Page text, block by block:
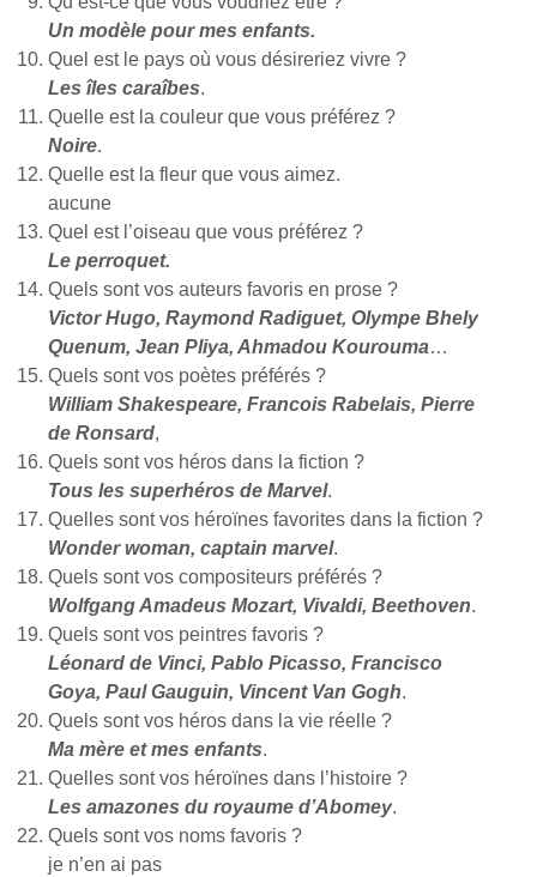
Un modèle pour mes enfants.
Quel est le pays où vous désireriez vivre ?
Les îles caraîbes.
Quelle est la couleur que vous préférez ?
Noire.
Quelle est la fleur que vous aimez.
aucune
Quel est l’oiseau que vous préférez ?
Le perroquet.
Quels sont vos auteurs favoris en prose ?
Victor Hugo, Raymond Radiguet, Olympe Bhely
Quenum, Jean Pliya, Ahmadou Kourouma…
Quels sont vos poètes préférés ?
William Shakespeare, Francois Rabelais, Pierre
de Ronsard,
Quels sont vos héros dans la fiction ?
Tous les superhéros de Marvel.
Quelles sont vos héroïnes favorites dans la fiction ?
Wonder woman, captain marvel.
Quels sont vos compositeurs préférés ?
Wolfgang Amadeus Mozart, Vivaldi, Beethoven.
Quels sont vos peintres favoris ?
Léonard de Vinci, Pablo Picasso, Francisco
Goya, Paul Gauguin, Vincent Van Gogh.
Quels sont vos héros dans la vie réelle ?
Ma mère et mes enfants.
Quelles sont vos héroïnes dans l’histoire ?
Les amazones du royaume d’Abomey.
Quels sont vos noms favoris ?
je n’en ai pas